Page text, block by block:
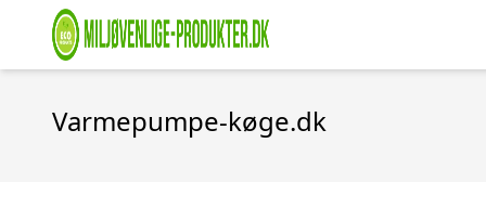
Varmepumpe-køge.dk